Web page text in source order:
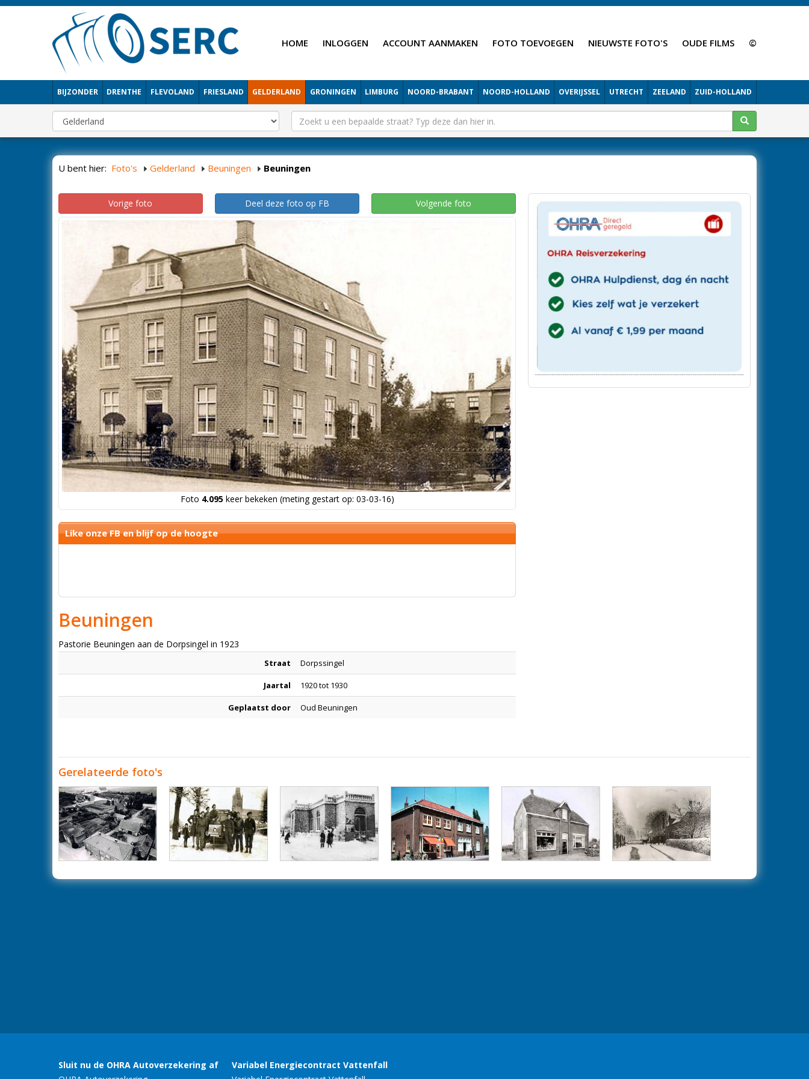
HOME INLOGGEN ACCOUNT AANMAKEN FOTO TOEVOEGEN NIEUWSTE FOTO'S OUDE FILMS ©
BIJZONDER DRENTHE FLEVOLAND FRIESLAND GELDERLAND GRONINGEN LIMBURG NOORD-BRABANT NOORD-HOLLAND OVERIJSSEL UTRECHT ZEELAND ZUID-HOLLAND
U bent hier: Foto's Gelderland Beuningen Beuningen
Vorige foto Deel deze foto op FB Volgende foto
Foto 4.095keer bekeken (meting gestart op: 03-03-16)
Like onze FB en blijf op de hoogte
Beuningen
Pastorie Beuningen aan de Dorpsingel in 1923
Straat Dorpssingel
Jaartal 1920 tot 1930
Geplaatst door Oud Beuningen
Gerelateerde foto's